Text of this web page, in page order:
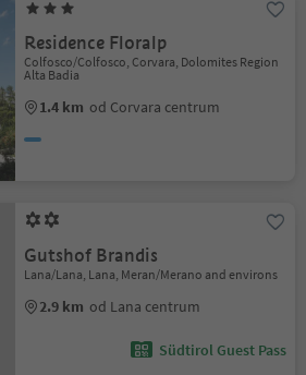
Residence Floralp
Colfosco/Colfosco, Corvara, Dolomites Region
Alta Badia
1.4 km od Corvara centrum
Gutshof Brandis
Lana/Lana, Lana, Meran/Merano and environs
2.9 km od Lana centrum
Südtirol Guest Pass